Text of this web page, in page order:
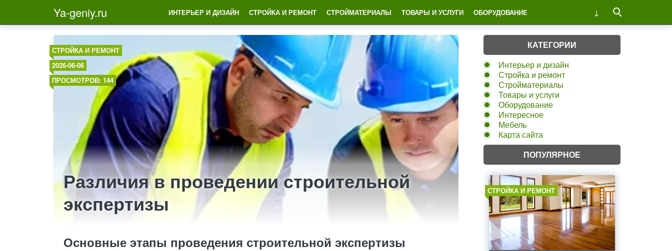
Ya-geniy.ru ИНТЕРЬЕР И ДИЗАЙН СТРОЙКА И РЕМОНТ СТРОЙМАТЕРИАЛЫ ТОВАРЫ И УСЛУГИ ОБОРУДОВАНИЕ
СТРОЙКА И РЕМОНТ
2026-06-06
ПРОСМОТРОВ: 144
Различия в проведении строительной
экспертизы
Основные этапы проведения строительной экспертизы
КАТЕГОРИИ
Интерьер и дизайн
Стройка и ремонт
Стройматериалы
Товары и услуги
Оборудование
Интересное
Мебель
Карта сайта
ПОПУЛЯРНОЕ
СТРОЙКА И РЕМОНТ